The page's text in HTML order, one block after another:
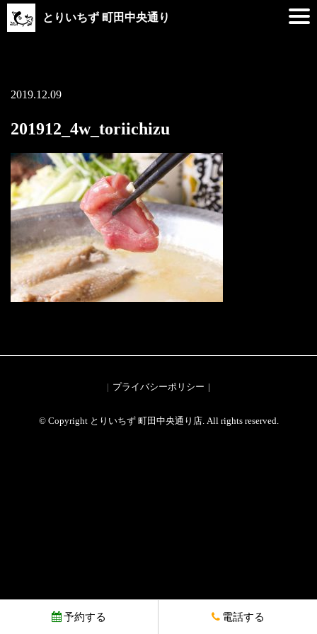
とりいちず 町田中央通り
2019.12.09
201912_4w_toriichizu
プライバシーポリシー
© Copyright とりいちず 町田中央通り店. All rights reserved.
予約する 電話する